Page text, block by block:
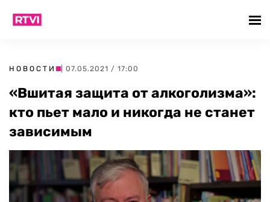
НОВОСТИ | 07.05.2021 / 17:00
«Вшитая защита от алкоголизма»:
кто пьет мало и никогда не станет
зависимым